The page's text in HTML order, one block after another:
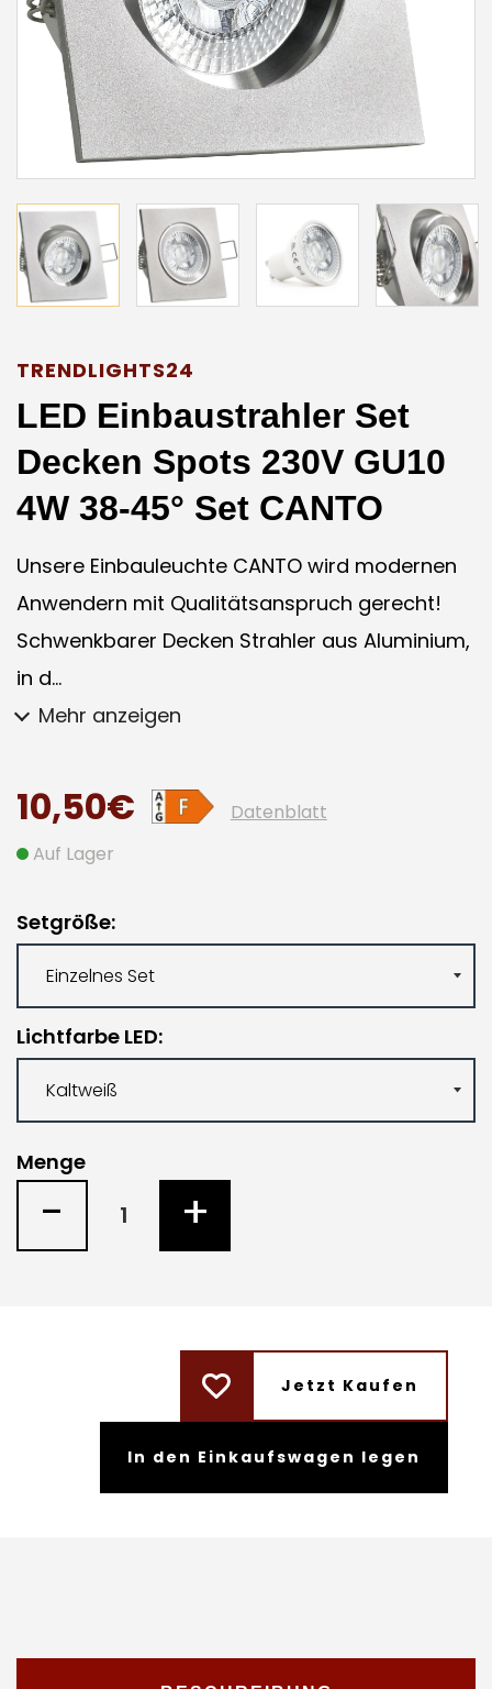
TRENDLIGHTS24
LED Einbaustrahler Set
Decken Spots 230V GU10
4W 38-45° Set CANTO
Unsere Einbauleuchte CANTO wird modernen
Anwendern mit Qualitätsanspruch gerecht!
Schwenkbarer Decken Strahler aus Aluminium,
in d...
Mehr anzeigen
10,50€
Datenblatt
Auf Lager
Setgröße
Lichtfarbe LED
Menge
- +
Jetzt Kaufen
In den Einkaufswagen legen